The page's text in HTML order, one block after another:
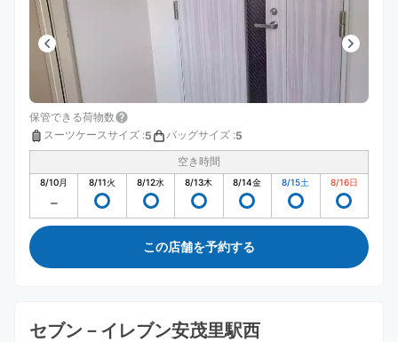
保管できる荷物数
スーツケースサイズ :5 バッグサイズ :5
空き時間
8/10月 8/11火 8/12水 8/13木 8/14金 8/15土 8/16日
この店舗を予約する
セブン－イレブン安茂里駅西